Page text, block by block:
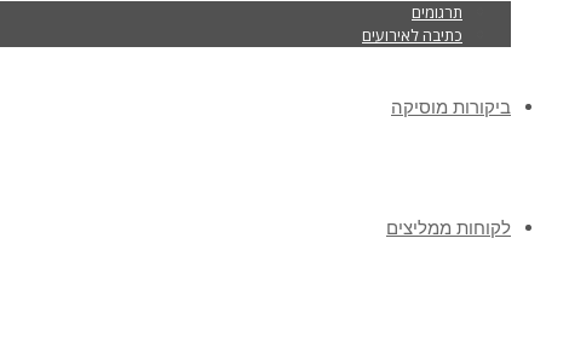
תרגומים
כתיבה לאירועים
ביקורות מוסיקה
לקוחות ממליצים